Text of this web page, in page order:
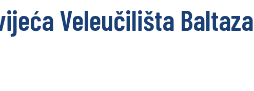
Veleučilišta